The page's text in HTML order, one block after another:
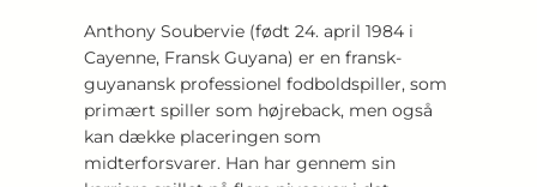
Anthony Soubervie (født 24. april 1984 i
Cayenne, Fransk Guyana) er en fransk-
guyanansk professionel fodboldspiller, som
primært spiller som højreback, men også
kan dække placeringen som
midterforsvarer. Han har gennem sin